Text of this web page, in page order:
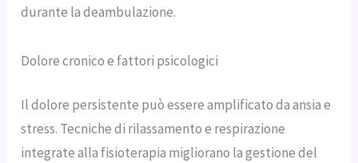
durante la deambulazione.
Dolore cronico e fattori psicologici
Il dolore persistente può essere amplificato da ansia e
stress. Tecniche di rilassamento e respirazione
integrate alla fisioterapia migliorano la gestione del